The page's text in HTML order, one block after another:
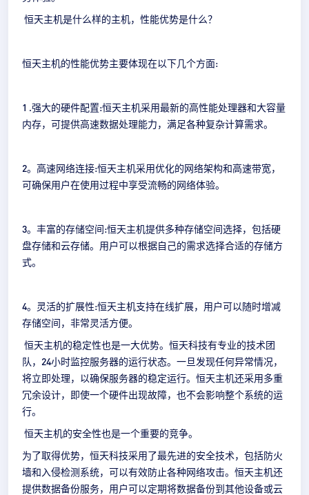
恒天主机是什么样的主机，性能优势是什么？
恒天主机的性能优势主要体现在以下几个方面:
1 .强大的硬件配置:恒天主机采用最新的高性能处理器和大容量
内存，可提供高速数据处理能力，满足各种复杂计算需求。
2。高速网络连接:恒天主机采用优化的网络架构和高速带宽，
可确保用户在使用过程中享受流畅的网络体验。
3。丰富的存储空间:恒天主机提供多种存储空间选择，包括硬
盘存储和云存储。用户可以根据自己的需求选择合适的存储方
式。
4。灵活的扩展性:恒天主机支持在线扩展，用户可以随时增减
存储空间，非常灵活方便。
恒天主机的稳定性也是一大优势。恒天科技有专业的技术团
队，24小时监控服务器的运行状态。一旦发现任何异常情况，
将立即处理，以确保服务器的稳定运行。恒天主机还采用多重
冗余设计，即使一个硬件出现故障，也不会影响整个系统的运
行。
恒天主机的安全性也是一个重要的竞争。
为了取得优势，恒天科技采用了最先进的安全技术，包括防火
墙和入侵检测系统，可以有效防止各种网络攻击。恒天主机还
提供数据备份服务，用户可以定期将数据备份到其他设备或云